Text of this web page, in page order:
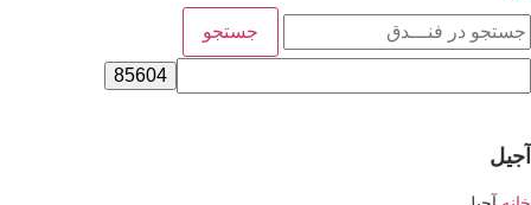
جستجو